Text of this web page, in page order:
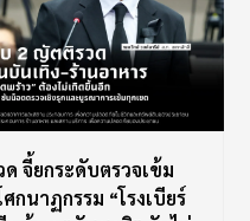
จี้ยกระดับตรวจเข้ม
กนาฏกรรม “โรงเบียร์